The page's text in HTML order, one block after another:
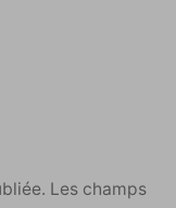
Les champs